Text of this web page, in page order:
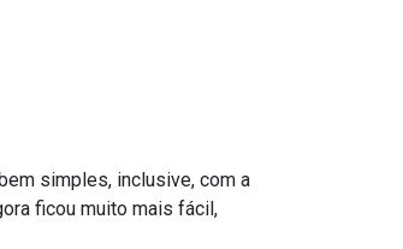
simples, inclusive, com a
ficou muito mais fácil,